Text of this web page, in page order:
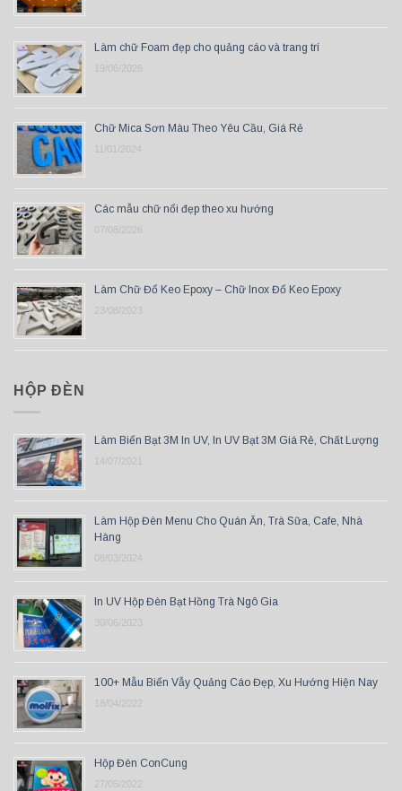
Làm chữ Foam đẹp cho quảng cáo và trang trí
19/06/2026
Chữ Mica Sơn Màu Theo Yêu Cầu, Giá Rẻ
11/01/2024
Các mẫu chữ nổi đẹp theo xu hướng
07/08/2026
Làm Chữ Đổ Keo Epoxy – Chữ Inox Đổ Keo Epoxy
23/08/2023
HỘP ĐÈN
Làm Biển Bạt 3M In UV, In UV Bạt 3M Giá Rẻ, Chất Lượng
14/07/2021
Làm Hộp Đèn Menu Cho Quán Ăn, Trà Sữa, Cafe, Nhà
Hàng
08/03/2024
In UV Hộp Đèn Bạt Hồng Trà Ngô Gia
30/06/2023
100+ Mẫu Biển Vẫy Quảng Cáo Đẹp, Xu Hướng Hiện Nay
18/04/2022
Hộp Đèn ConCung
27/05/2022